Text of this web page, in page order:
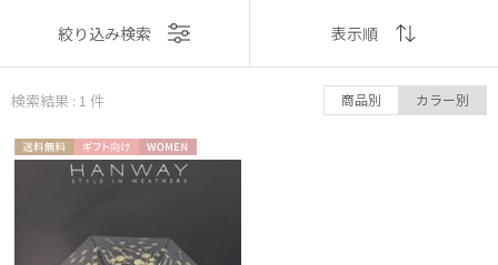
絞り込み
レディース
カテゴリー
表示
おすすめ
新着
絞り込み検索 表示順
検索結果 : 1 件 商品別 カラー別
送料無 ギフト
向け
WOME
N